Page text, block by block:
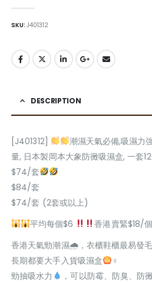
SKU:J401312
DESCRIPTION
[J401312] 潮濕天氣必備,吸濕力
量, 日本製岡本大象防黴吸濕盒, 一套
$74/套
$84/套
$74/套 (2套或以上)
平均每個$6
香港賣緊$18/
香港天氣勁潮濕🌧，衣櫃鞋櫃最易發
長期都要大手入貨吸濕盒
‍♀
勁抽吸水力
，可以防霉、防臭、防